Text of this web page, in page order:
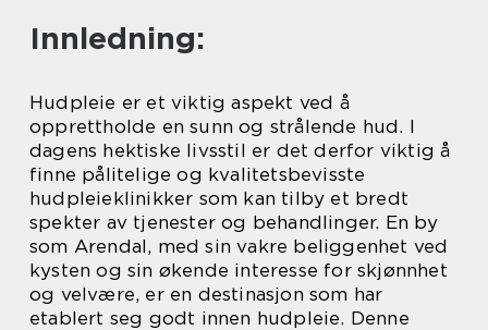
Innledning:
Hudpleie er et viktig aspekt ved å
opprettholde en sunn og strålende hud. I
dagens hektiske livsstil er det derfor viktig å
finne pålitelige og kvalitetsbevisste
hudpleieklinikker som kan tilby et bredt
spekter av tjenester og behandlinger. En by
som Arendal, med sin vakre beliggenhet ved
kysten og sin økende interesse for skjønnhet
og velvære, er en destinasjon som har
etablert seg godt innen hudpleie. Denne